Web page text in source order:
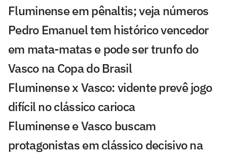
Fluminense em pênaltis; veja números
Pedro Emanuel tem histórico vencedor
em mata-matas e pode ser trunfo do
Vasco na Copa do Brasil
Fluminense x Vasco: vidente prevê jogo
difícil no clássico carioca
Fluminense e Vasco buscam
protagonistas em clássico decisivo na